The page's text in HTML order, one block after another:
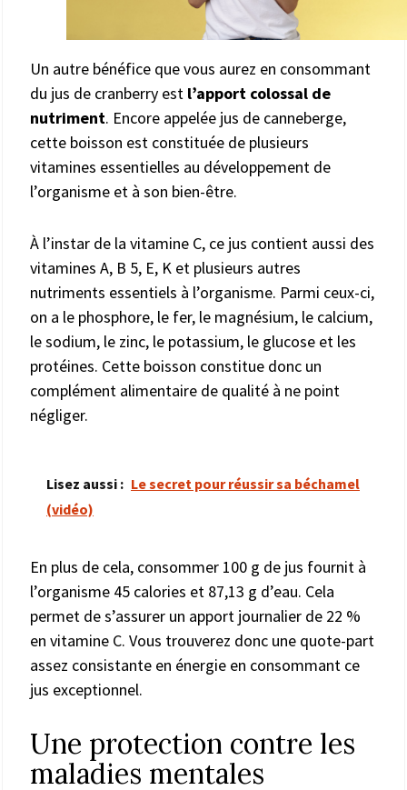
Un autre bénéfice que vous aurez en consommant
du jus de cranberry est l’apport colossal de
nutriment. Encore appelée jus de canneberge,
cette boisson est constituée de plusieurs
vitamines essentielles au développement de
l’organisme et à son bien-être.
À l’instar de la vitamine C, ce jus contient aussi des
vitamines A, B 5, E, K et plusieurs autres
nutriments essentiels à l’organisme. Parmi ceux-ci,
on a le phosphore, le fer, le magnésium, le calcium,
le sodium, le zinc, le potassium, le glucose et les
protéines. Cette boisson constitue donc un
complément alimentaire de qualité à ne point
négliger.
Lisez aussi : Le secret pour réussir sa béchamel
(vidéo)
En plus de cela, consommer 100 g de jus fournit à
l’organisme 45 calories et 87,13 g d’eau. Cela
permet de s’assurer un apport journalier de 22 %
en vitamine C. Vous trouverez donc une quote-part
assez consistante en énergie en consommant ce
jus exceptionnel.
Une protection contre les
maladies mentales